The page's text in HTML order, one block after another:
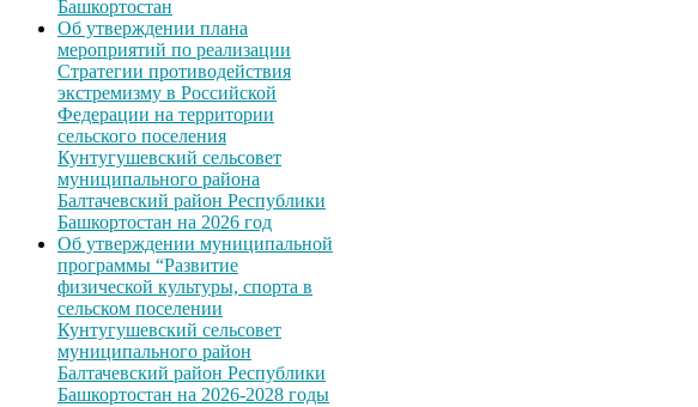
Башкортостан
Об утверждении плана
мероприятий по реализации
Стратегии противодействия
экстремизму в Российской
Федерации на территории
сельского поселения
Кунтугушевский сельсовет
муниципального района
Балтачевский район Республики
Башкортостан на 2026 год
Об утверждении муниципальной
программы “Развитие
физической культуры, спорта в
сельском поселении
Кунтугушевский сельсовет
муниципального район
Балтачевский район Республики
Башкортостан на 2026-2028 годы